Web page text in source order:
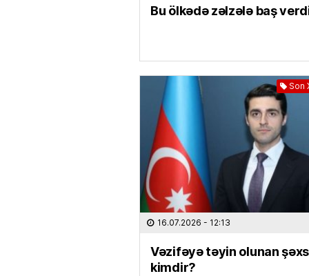
Bu ölkədə zəlzələ baş
Son
16.07.2026 - 12:13
Vəzifəyə təyin olunan şəxs
kimdir?